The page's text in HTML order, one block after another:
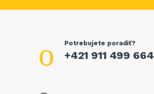
Potrebujete poradiť?
+421 911 499 664